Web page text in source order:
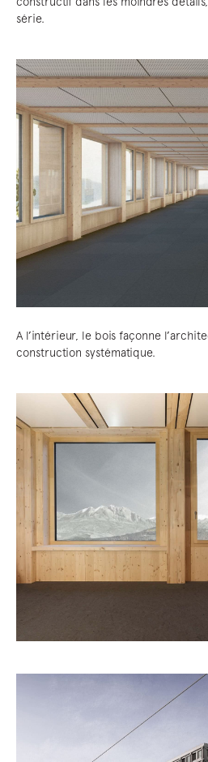
série.
A l’intérieur, le bois façonne
construction systématique.